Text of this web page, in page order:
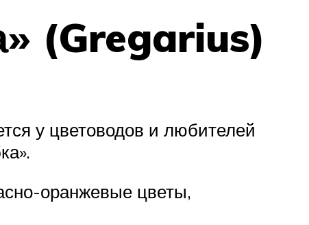
(Gregarius)
у цветоводов и любителей
оранжевые цветы,